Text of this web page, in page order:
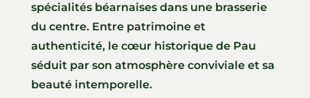
spécialités béarnaises dans une brasserie
du centre. Entre patrimoine et
authenticité, le cœur historique de Pau
séduit par son atmosphère conviviale et sa
beauté intemporelle.